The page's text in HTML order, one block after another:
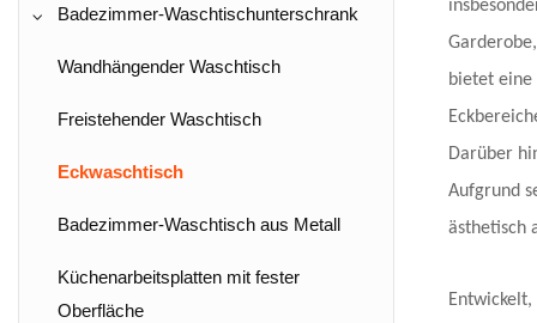
Waschbecken zur Wandmontage
Über dem Waschbecken
Schrankbecken
Freistehendes Waschbecken
Unterbauspüle mit fester Oberfläche
Wudu Wash Becken
Badezimmer-Waschtischunterschrank
Wandhängender Waschtisch
Freistehender Waschtisch
Eckwaschtisch
Badezimmer-Waschtisch aus Metall
Küchenarbeitsplatten mit fester
Oberfläche
Garderobe,
bietet eine
Darüber
Aufgrund
ästhetisch
Entwickelt,